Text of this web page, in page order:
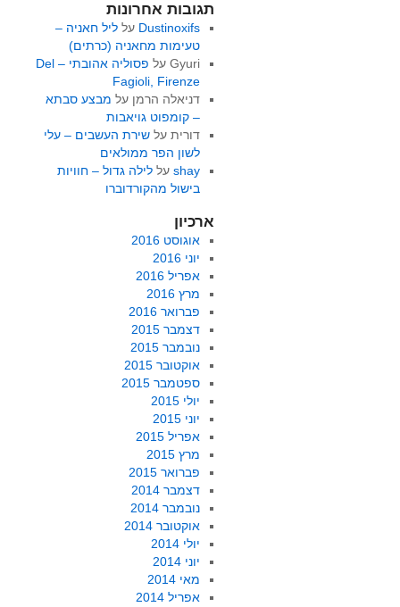
תגובות אחרונות
Dustinoxifs על ליל חאניה –
טעימות מחאניה (כרתים)
Gyuriעל
פסוליה אהובתי – Del
Fagioli, Firenze
דניאלה הרמן על מבצע סבתא
– קומפוט גויאבות
דוריתעל שירת העשבים – עלי
לשון הפר ממולאים
shayעל לילה גדול – חוויות
בישול מהקורדוברו
ארכיון
אוגוסט 2016
יוני 2016
אפריל 2016
מרץ 2016
פברואר 2016
דצמבר 2015
נובמבר 2015
אוקטובר 2015
ספטמבר 2015
יולי 2015
יוני 2015
אפריל 2015
מרץ 2015
פברואר 2015
דצמבר 2014
נובמבר 2014
אוקטובר 2014
יולי 2014
יוני 2014
מאי 2014
אפריל 2014